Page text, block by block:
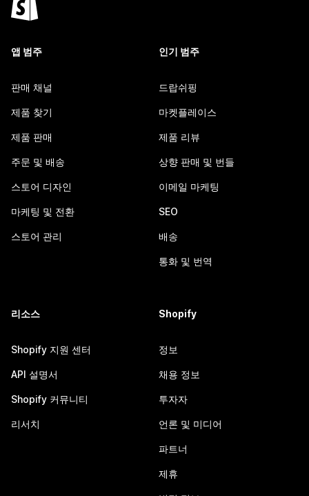
앱 범주
판매 채널
제품 찾기
제품 판매
주문 및 배송
스토어 디자인
마케팅 및 전환
스토어 관리
인기 범주
드랍쉬핑
마켓플레이스
제품 리뷰
상향 판매 및 번들
이메일 마케팅
SEO
배송
통화 및 번역
리소스
Shopify 지원 센터
API 설명서
Shopify 커뮤니티
리서치
Shopify
정보
채용 정보
투자자
언론 및 미디어
파트너
제휴